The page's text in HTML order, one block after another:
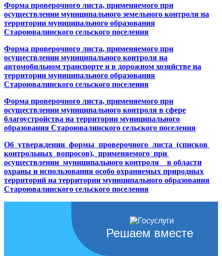
Форма проверочного листа, применяемого при
осуществлении муниципального земельного контроля на
территории муниципального образования
Староювалинского сельского поселения
Форма проверочного листа, применяемого при
осуществлении муниципального контроля на
автомобильном транспорте и в дорожном хозяйстве на
территории муниципального образования
Староювалинского сельского поселения
Форма проверочного листа, применяемого при
осуществлении муниципального контроля в сфере
благоустройства на территории муниципального
образования Староювалинского сельского поселения
Об утверждении формы проверочного листа (списков
контрольных вопросов), применяемого при
осуществлении муниципального контроля в области
охраны и использования особо охраняемых природных
территорий на территории муниципального образования
Староювалинского сельского поселения
Решаем вместе